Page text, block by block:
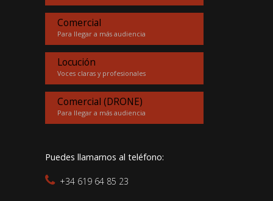
Comercial
Para llegar a más audiencia
Locución
Voces claras y profesionales
Comercial (DRONE)
Para llegar a más audiencia
Puedes llamarnos al teléfono:
+34 619 64 85 23